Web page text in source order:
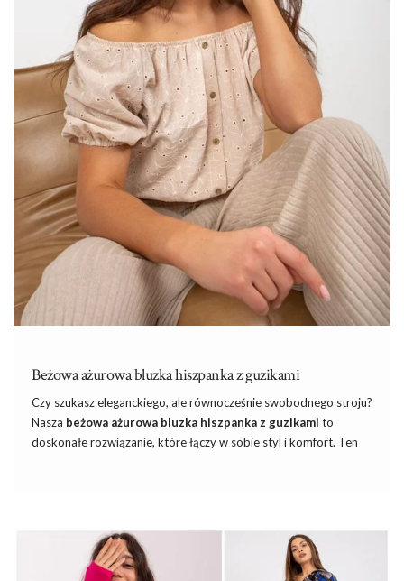
Beżowa ażurowa bluzka hiszpanka z guzikami
Czy szukasz eleganckiego, ale równocześnie swobodnego stroju?
Nasza beżowa ażurowa bluzka hiszpanka z guzikami to
doskonałe rozwiązanie, które łączy w sobie styl i komfort. Ten
oficjalnych okazji. Ażurowy wzór i detal w postaci guzików
dodają bluzce niepowtarzalnego charakteru, który z pewnością
przyciągnie uwagę.